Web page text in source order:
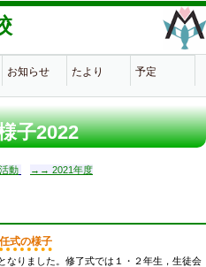
子2022
お知らせ たより 予定
式の様子
りました。修了式では１・２年生，生徒会
動 →→ 2021年度